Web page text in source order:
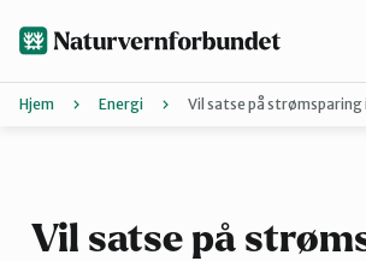
Finn ditt lokallag
Hjem Energi Vil satse på strømsparing
Vil satse på